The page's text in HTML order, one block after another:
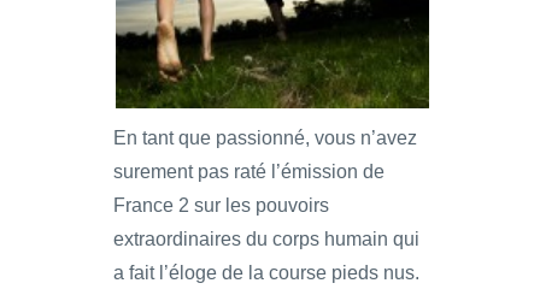
En tant que passionné, vous n’avez
surement pas raté l’émission de
France 2 sur les pouvoirs
extraordinaires du corps humain qui
a fait l’éloge de la course pieds nus.